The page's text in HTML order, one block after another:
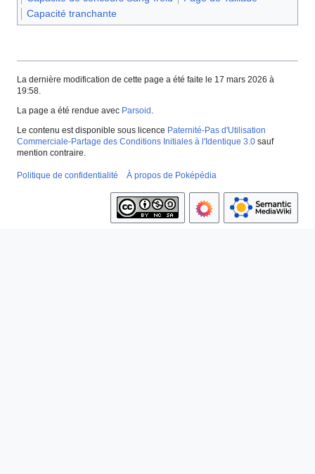
Capacité tranchante
La dernière modification de cette page a été faite le 17 mars 2026 à
19:58.
La page a été rendue avec Parsoid
Le contenu est disponible sous licence Paternité-Pas d'Utilisation
Commerciale-Partage des Conditions Initiales à l'Identique 3.0 sauf
mention contraire.
Politique de confidentialité À propos de Poképédia